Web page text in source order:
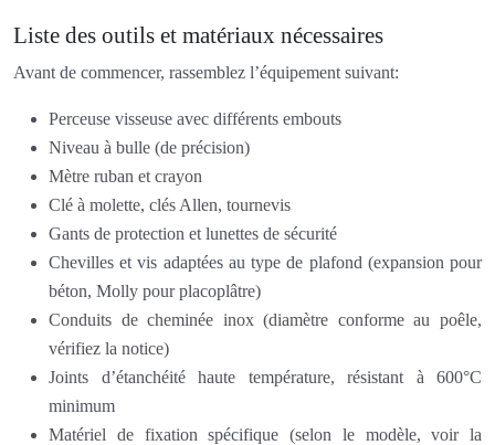
Liste des outils et matériaux nécessaires
Avant de commencer, rassemblez l’équipement suivant:
Perceuse visseuse avec différents embouts
Niveau à bulle (de précision)
Mètre ruban et crayon
Clé à molette, clés Allen, tournevis
Gants de protection et lunettes de sécurité
Chevilles et vis adaptées au type de plafond (expansion pour
béton, Molly pour placoplâtre)
Conduits de cheminée inox (diamètre conforme au poêle,
vérifiez la notice)
Joints d’étanchéité haute température, résistant à 600°C
minimum
Matériel de fixation spécifique (selon le modèle, voir la